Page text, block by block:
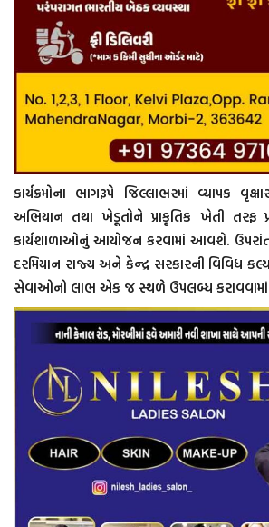
કાર્યક્રમોના ભાગરૂપે જિલ્લાભરમાં વ્યાપક
અભિયાન તથા ખેડૂતોને પ્રાકૃતિક ખેતી તરફ
કાર્યશાળાઓનું આયોજન કરવામાં આવશે.
દરમિયાન રાજ્ય અને કેન્દ્ર સરકારની વિવિધ
સેવાઓનો લાભ એક જ સ્થળે ઉપલબ્ધ